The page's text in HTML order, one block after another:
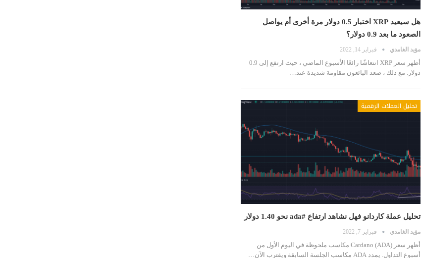
هل سيعيد XRP اختبار 0.5 دولار مرة أخرى أم يواصل
الصعود ما بعد 0.9 دولار؟
مؤيد الغامدي فبراير 14, 2022
أظهر سعر XRP انتعاشًا رائعًا الأسبوع الماضي ، حيث ارتفع إلى 0.9
دولار. مع ذلك ، صعد البائعون مقاومة شديدة عند…
تحليل العملات الرقمية
تحليل عملة كاردانو فهل نشاهد ارتفاع #ada نحو 1.40 دولار
مؤيد الغامدي فبراير 7, 2022
أظهر سعر Cardano (ADA) مكاسب ملحوظة في اليوم الأول من
أسبوع التداول. يمدد ADA مكاسب الجلسة السابقة ويقترب الآن…